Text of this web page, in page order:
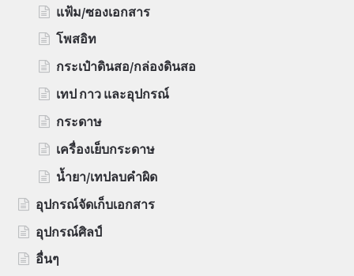
แฟ้ม/ซองเอกสาร
โพสอิท
กระเป๋าดินสอ/กล่องดินสอ
เทป กาว และอุปกรณ์
กระดาษ
เครื่องเย็บกระดาษ
น้ำยา/เทปลบคำผิด
อุปกรณ์จัดเก็บเอกสาร
อุปกรณ์ศิลป์
อื่นๆ